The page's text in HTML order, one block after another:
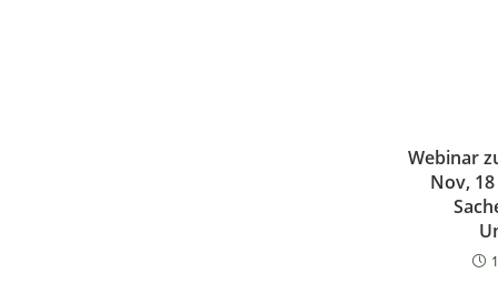
Webinar
Nov,